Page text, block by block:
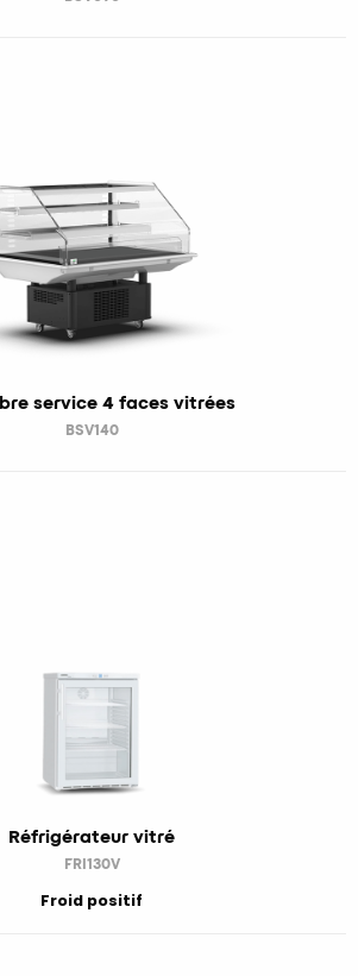
service 4 faces vitrées
BSV140
Réfrigérateur vitré
FRI130V
Froid positif